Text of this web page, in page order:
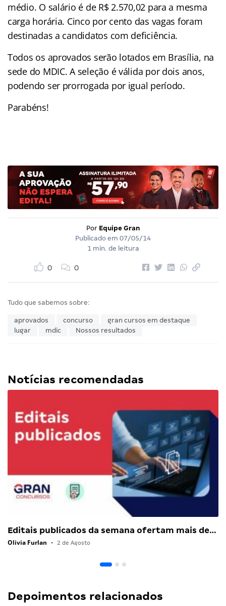
médio. O salário é de R$ 2.570,02 para a mesma
carga horária. Cinco por cento das vagas foram
destinadas a candidatos com deficiência.
Todos os aprovados serão lotados em Brasília, na
sede do MDIC. A seleção é válida por dois anos,
podendo ser prorrogada por igual período.
Parabéns!
Por Equipe Gran
Publicado em 07/05/14
1 min. de leitura
0 0
Tudo que sabemos sobre:
aprovados concurso
gran cursos em destaque
lugar
mdic Nossos resultados
Notícias recomendadas
Editais publicados da semana ofertam mais de…
Olivia Furlan • 2 de Agosto
Depoimentos relacionados